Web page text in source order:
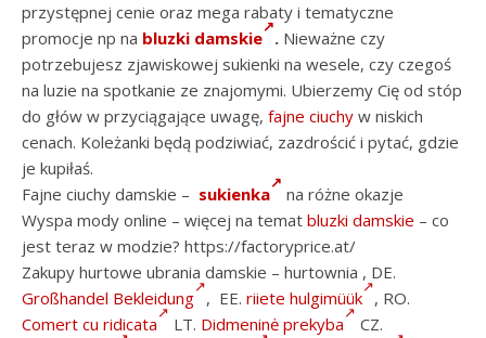
przystępnej cenie oraz mega rabaty i tematyczne
promocje np na bluzki damskie . Nieważne czy
potrzebujesz zjawiskowej sukienki na wesele, czy czegoś
na luzie na spotkanie ze znajomymi. Ubierzemy Cię od stóp
do głów w przyciągające uwagę, fajne ciuchy w niskich
cenach. Koleżanki będą podziwiać, zazdrościć i pytać, gdzie
je kupiłaś.
Fajne ciuchy damskie – sukienka
na różne okazje
Wyspa mody online – więcej na temat bluzki damskie – co
jest teraz w modzie? https://factoryprice.at/
Zakupy hurtowe ubrania damskie – hurtownia , DE.
Großhandel Bekleidung , EE. riiete hulgimüük , RO.
Comert cu ridicata
LT. Didmeninė prekyba
CZ.